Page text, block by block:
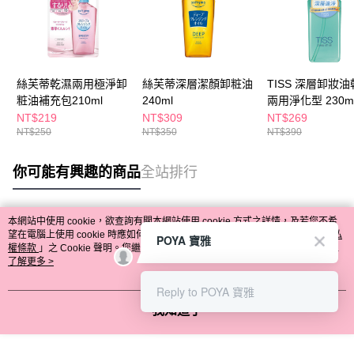
絲芙蒂乾濕兩用極淨卸
粧油補充包210ml
NT$219
NT$250
絲芙蒂深層潔顏卸粧油
240ml
NT$309
NT$350
TISS 深層卸妝油
兩用淨化型
NT$269
NT$390
你可能有興趣的商品全站排行
熱門標籤
本網站中使用 cookie，欲查詢有關本網站使用 cookie 方式之詳情，及若您不希
望在電腦上使用 cookie 時應如何變更電腦的 cookie 設定，請參閱本網站「 隱私
權條款 」之 Cookie 聲明。您繼續使用本網站即表示您同意本公司得按本網站使
用條款之 Cookie 聲明使用 cookie。
了解更多 >
我知道了
POYA 寶雅
Reply to POYA 寶雅